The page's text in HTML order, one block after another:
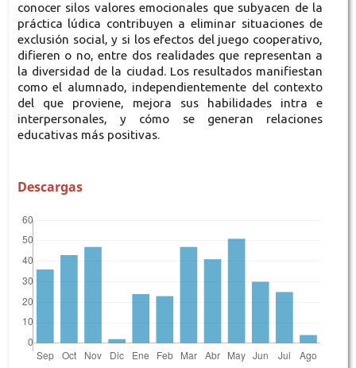
conocer silos valores emocionales que subyacen de la
práctica lúdica contribuyen a eliminar situaciones de
exclusión social, y si los efectos del juego cooperativo,
difieren o no, entre dos realidades que representan a
la diversidad de la ciudad. Los resultados manifiestan
como el alumnado, independientemente del contexto
del que proviene, mejora sus habilidades intra e
interpersonales, y cómo se generan relaciones
educativas más positivas.
Descargas